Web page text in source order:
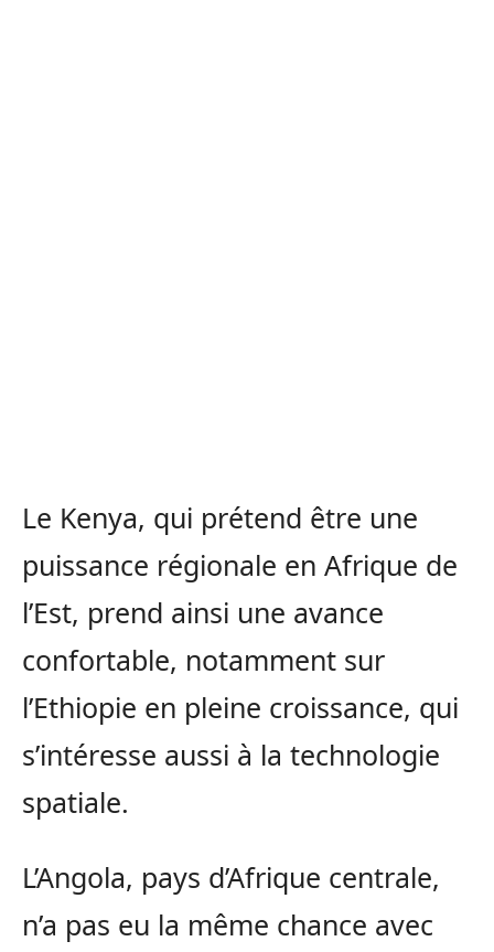
Le Kenya, qui prétend être une
puissance régionale en Afrique de
l’Est, prend ainsi une avance
confortable, notamment sur
l’Ethiopie en pleine croissance, qui
s’intéresse aussi à la technologie
spatiale.
L’Angola, pays d’Afrique centrale,
n’a pas eu la même chance avec